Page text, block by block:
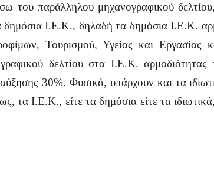
του παράλληλου μηχανογραφικού
δημόσια Ι.Ε.Κ., δηλαδή τα δημόσια Ι.Ε.Κ.
Τουρισμού, Υγείας και Εργασίας
δελτίου στα Ι.Ε.Κ. αρμοδιότητας
30%. Φυσικά, υπάρχουν και τα
τα Ι.Ε.Κ., είτε τα δημόσια είτε τα